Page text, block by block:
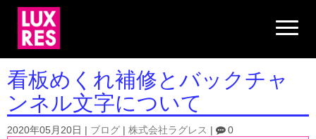
N
a
i
o
看板めくれ補修とバックチャ
ンネル文字について
2020年05月20日 ブログ 株式会社ラグレス
0